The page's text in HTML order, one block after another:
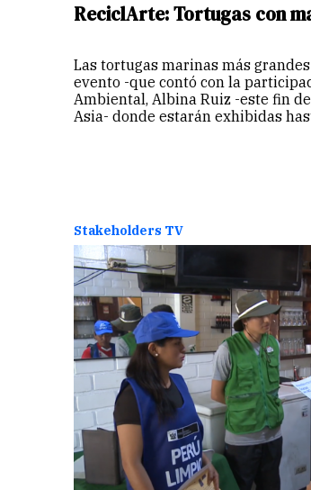
ReciclArte: Tortugas con
Las tortugas marinas más
evento -que contó con la
Ambiental, Albina Ruiz -este fin
Asia- donde estarán exhibidas
Stakeholders TV